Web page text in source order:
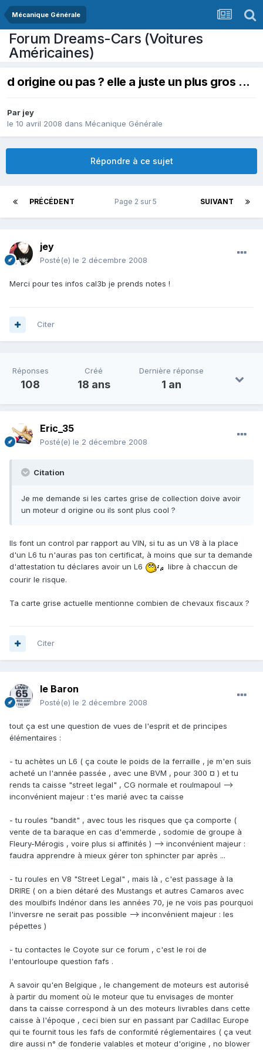
Mécanique Générale
Forum Dreams-Cars (Voitures
Américaines)
d origine ou pas ? elle a juste un plus gros ...
Par jey
le 10 avril 2008 dans Mécanique Générale
Répondre à ce sujet
PRÉCÉDENT SUIVANT
Page 2 sur 5
jey
Posté(e) le 2 décembre 2008
Merci pour tes infos cal3b je prends notes !
Citer
Réponses
108
Créé
18 ans
Dernière réponse
1 an
Eric_35
Posté(e) le 2 décembre 2008
Citation
Je me demande si les cartes grise de collection doive avoir
un moteur d origine ou ils sont plus cool ?
Ils font un control par rapport au VIN, si tu as un V8 à la place
d'un L6 tu n'auras pas ton certificat, à moins que sur ta demande
d'attestation tu déclares avoir un L6
libre à chaccun de
courir le risque.
Ta carte grise actuelle mentionne combien de chevaux fiscaux ?
Citer
le Baron
Posté(e) le 2 décembre 2008
tout ça est une question de vues de l'esprit et de principes
élémentaires :
- tu achètes un L6 ( ça coute le poids de la ferraille , je m'en suis
acheté un l'année passée , avec une BVM , pour 300 ¤ ) et tu
rends ta caisse "street legal" , CG normale et roulmapoul -->
inconvénient majeur : t'es marié avec ta caisse
- tu roules "bandit" , avec tous les risques que ça comporte (
vente de ta baraque en cas d'emmerde , sodomie de groupe à
Fleury-Mérogis , voire plus si affinités ) --> inconvénient majeur :
faudra apprendre à mieux gérer ton sphincter par après ...
- tu roules en V8 "Street Legal" , mais là , c'est passage à la
DRIRE ( on a bien détaré des Mustangs et autres Camaros avec
des moulbifs Indénor dans les années 70, je ne vois pas pourquoi
l'inversre ne serait pas possible --> inconvénient majeur : les
pépettes )
- tu contactes le Coyote sur ce forum , c'est le roi de
l'entourloupe question fafs .
A savoir qu'en Belgique , le changement de moteurs est autorisé
à partir du moment où le moteur que tu envisages de monter
dans ta caisse correspond à un des moteurs livrables dans cette
caisse à l'époque , ceci bien sur en passant par Cadillac Europe
qui te fournit tous les fafs de conformité réglementaires ( ça veut
dire aussi n° de fonderie valables et moteur d'origine , no blower